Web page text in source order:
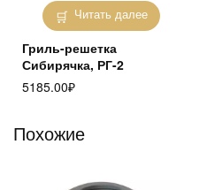
Читать далее
Гриль-решетка
Сибирячка, РГ-2
5185.00₽
Похожие